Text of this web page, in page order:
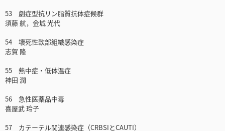
53 劇症型抗リン脂質抗体症候群
須藤 航，金城 光代
54 壊死性軟部組織感染症
志賀 隆
55 熱中症・低体温症
神田 潤
56 急性医薬品中毒
喜屋武 玲子
57 カテーテル関連感染症（CRBSIとCAUTI）